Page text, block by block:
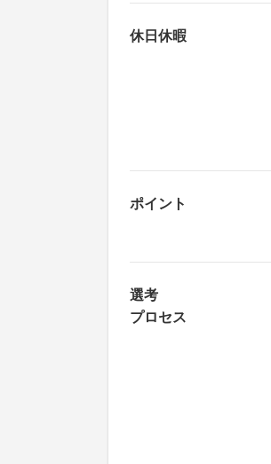
休日休暇
ポイント
選考
プロセス